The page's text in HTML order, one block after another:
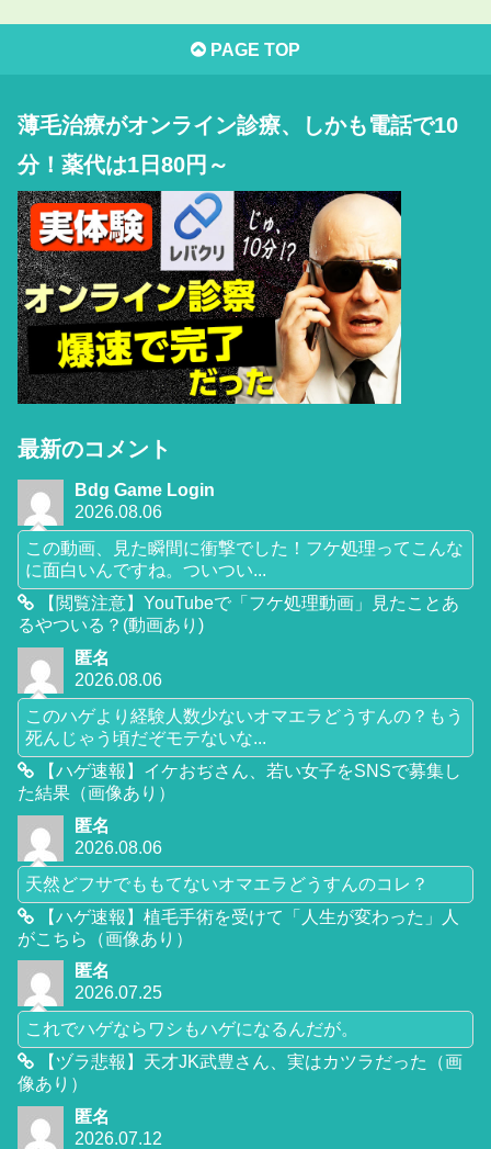
PAGE TOP
薄毛治療がオンライン診療、しかも電話で10
分！薬代は1日80円～
最新のコメント
Bdg Game Login
2026.08.06
この動画、見た瞬間に衝撃でした！フケ処理ってこんな
に面白いんですね。ついつい...
【閲覧注意】YouTubeで「フケ処理動画」見たことあ
るやついる？(動画あり)
匿名
2026.08.06
このハゲより経験人数少ないオマエラどうすんの？もう
死んじゃう頃だぞモテないな...
【ハゲ速報】イケおぢさん、若い女子をSNSで募集し
た結果（画像あり）
匿名
2026.08.06
天然どフサでももてないオマエラどうすんのコレ？
【ハゲ速報】植毛手術を受けて「人生が変わった」人
がこちら（画像あり）
匿名
2026.07.25
これでハゲならワシもハゲになるんだが。
【ヅラ悲報】天才JK武豊さん、実はカツラだった（画
像あり）
匿名
2026.07.12